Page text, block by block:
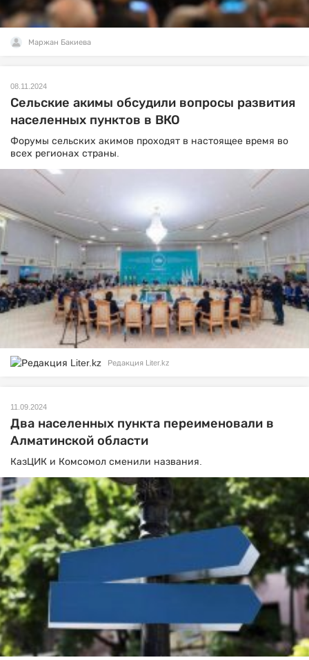
Маржан Бакиева
08.11.2024
Сельские акимы обсудили вопросы развития
населенных пунктов в ВКО
Форумы сельских акимов проходят в настоящее время во
всех регионах страны.
Редакция Liter.kz
11.09.2024
Два населенных пункта переименовали в
Алматинской области
КазЦИК и Комсомол сменили названия.